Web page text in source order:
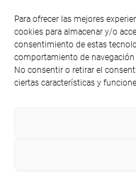
Para ofrecer las mejores
cookies para almacenar y/o
consentimiento de estas
comportamiento de
No consentir o retirar el
ciertas características y
Agenda